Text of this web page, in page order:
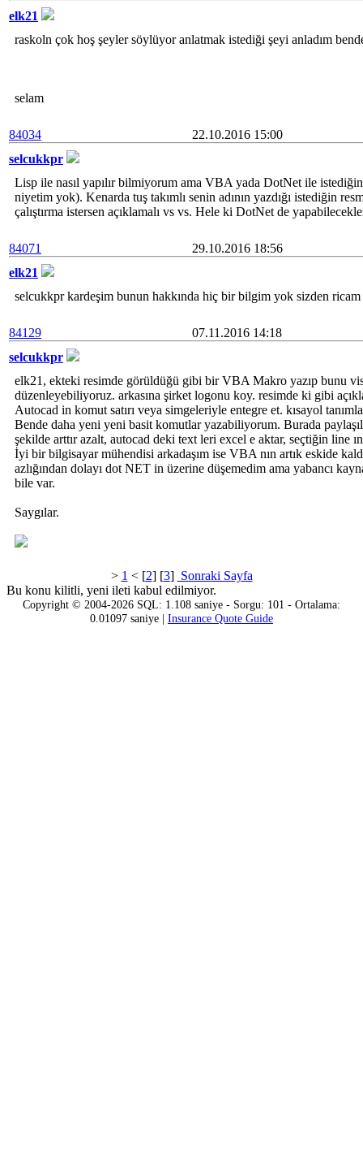
elk21
raskoln çok hoş şeyler söylüyor anlatmak istediği şeyi anladım
selam
84034
22.10.2016 15:00
selcukkpr
Lisp ile nasıl yapılır bilmiyorum ama VBA yada DotNet ile
niyetim yok). Kenarda tuş takımlı senin adının yazdığı istediğin
çalıştırma istersen açıklamalı vs vs. Hele ki DotNet de
84071
29.10.2016 18:56
elk21
selcukkpr kardeşim bunun hakkında hiç bir bilgim yok sizden
84129
07.11.2016 14:18
selcukkpr
elk21, ekteki resimde görüldüğü gibi bir VBA Makro yazıp bunu
düzenleyebiliyoruz. arkasına şirket logonu koy. resimde ki gibi
Autocad in komut satırı veya simgeleriyle entegre et. kısayol
Bende daha yeni yeni basit komutlar yazabiliyorum. Burada
şekilde arttır azalt, autocad deki text leri excel e aktar, seçtiğin line
İyi bir bilgisayar mühendisi arkadaşım ise VBA nın artık eskide
azlığından dolayı dot NET in üzerine düşemedim ama yabancı
bile var.
Saygılar.
> 1 < [2] [3] Sonraki Sayfa
Bu konu kilitli, yeni ileti kabul edilmiyor.
Copyright © 2004-2026 SQL: 1.108 saniye - Sorgu: 101 - Ortalama:
0.01097 saniye | Insurance Quote Guide